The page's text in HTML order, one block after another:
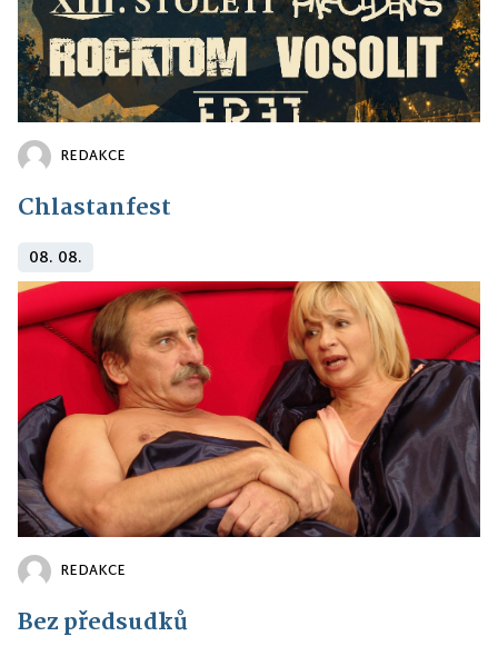
REDAKCE
Chlastanfest
08. 08.
REDAKCE
Bez předsudků